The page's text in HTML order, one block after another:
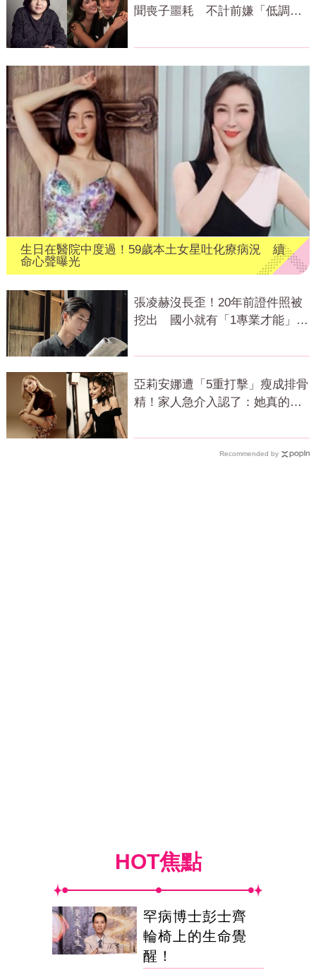
聞喪子噩耗 不計前嫌「低調送
生日在醫院中度過！59歲本土女星吐化療病況 續
命心聲曝光
張凌赫沒長歪！20年前證件照被
挖出 國小就有「1專業才能」震
亞莉安娜遭「5重打擊」瘦成排骨
精！家人急介入認了：她真的不
Recommended by
HOT焦點
罕病博士彭士齊
輪椅上的生命覺
醒！